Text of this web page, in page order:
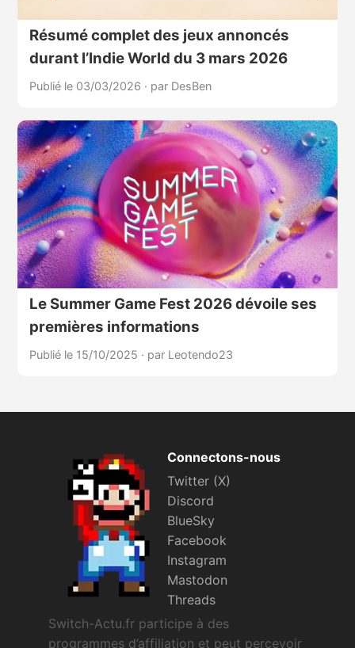
Résumé complet des jeux annoncés
durant l’Indie World du 3 mars 2026
Publié le 03/03/2026 · par DesBen
Le Summer Game Fest 2026 dévoile ses
premières informations
Publié le 15/10/2025 · par Leotendo23
Connectons-nous
Twitter (X)
Discord
BlueSky
Facebook
Instagram
Mastodon
Threads
Switch-Actu.fr participe à des
programmes d’affiliation et peut percevoir